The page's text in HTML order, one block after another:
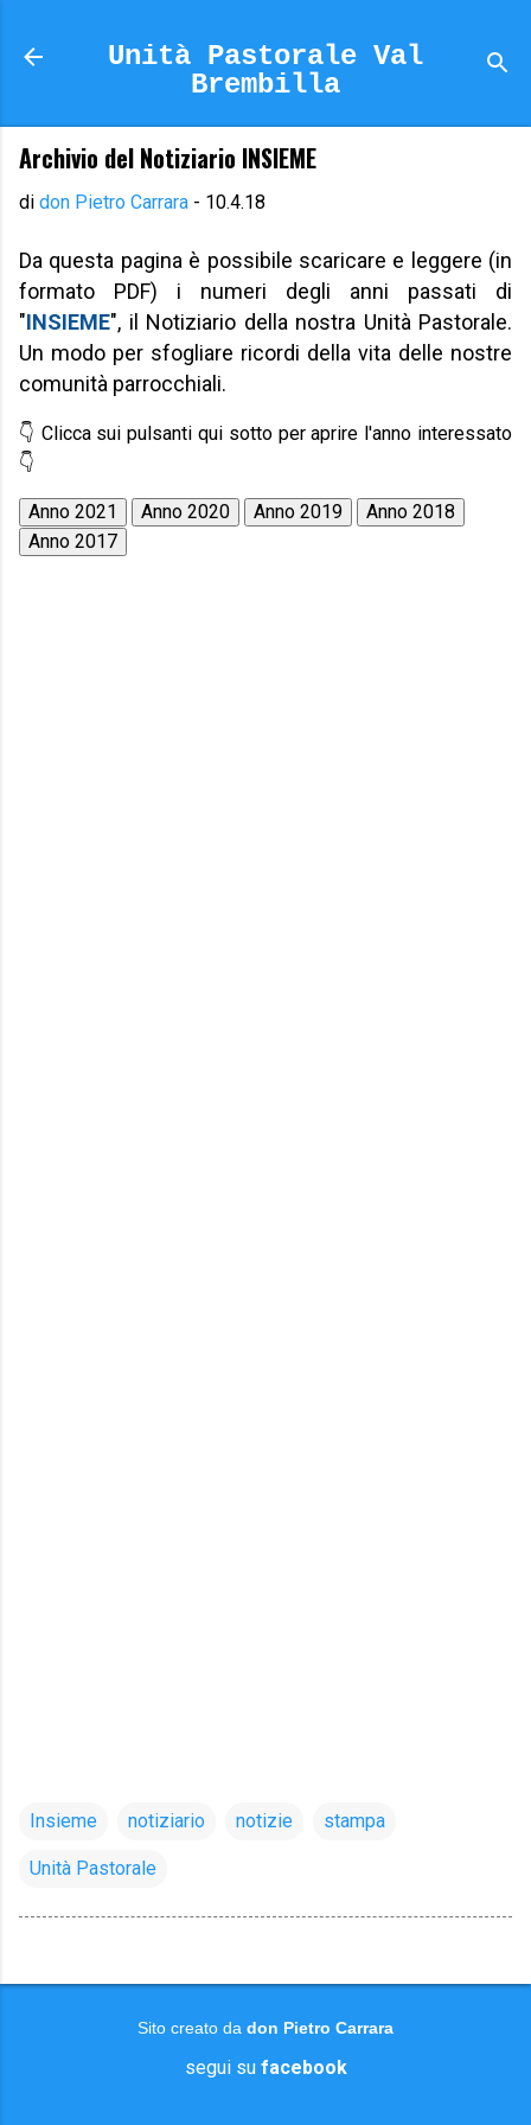
Unità Pastorale Val
Brembilla
Archivio del Notiziario INSIEME
di don Pietro Carrara - 10.4.18
Da questa pagina è possibile scaricare e leggere (in
formato PDF) i numeri degli anni passati di
"INSIEME", il Notiziario della nostra Unità Pastorale.
Un modo per sfogliare ricordi della vita delle nostre
comunità parrocchiali.
👇 Clicca sui pulsanti qui sotto per aprire l'anno interessato
👇
Insieme notiziario notizie stampa
Unità Pastorale
Sito creato da don Pietro Carrara
segui su facebook